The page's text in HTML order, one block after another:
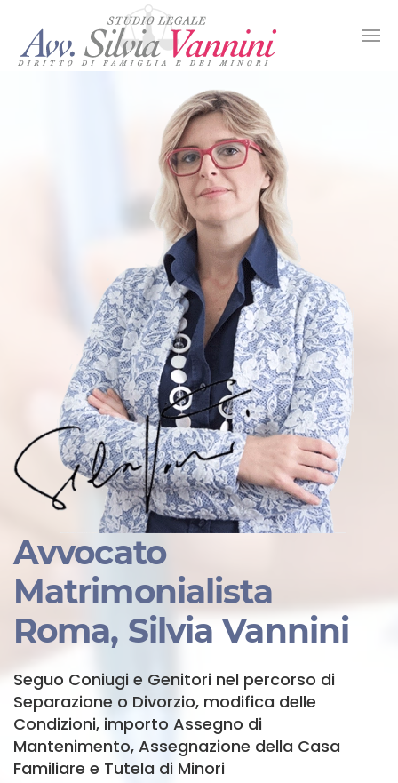
Avvocato
Matrimonialista
Roma, Silvia Vannini
Seguo Coniugi e Genitori nel percorso di
Separazione o Divorzio, modifica delle
Condizioni, importo Assegno di
Mantenimento, Assegnazione della Casa
Familiare e Tutela di Minori